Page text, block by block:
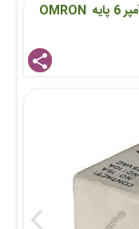
رله کولری امرون T شکل 24 ولت 15 آمپر 6 پایه OMRON
share